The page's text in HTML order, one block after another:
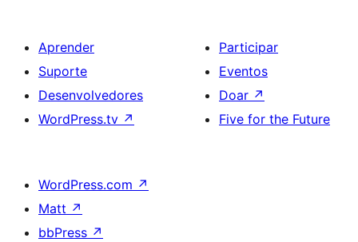
Aprender
Suporte
Desenvolvedores
WordPress.tv ↗
Participar
Eventos
Doar ↗
Five for the Future
WordPress.com ↗
Matt ↗
bbPress ↗